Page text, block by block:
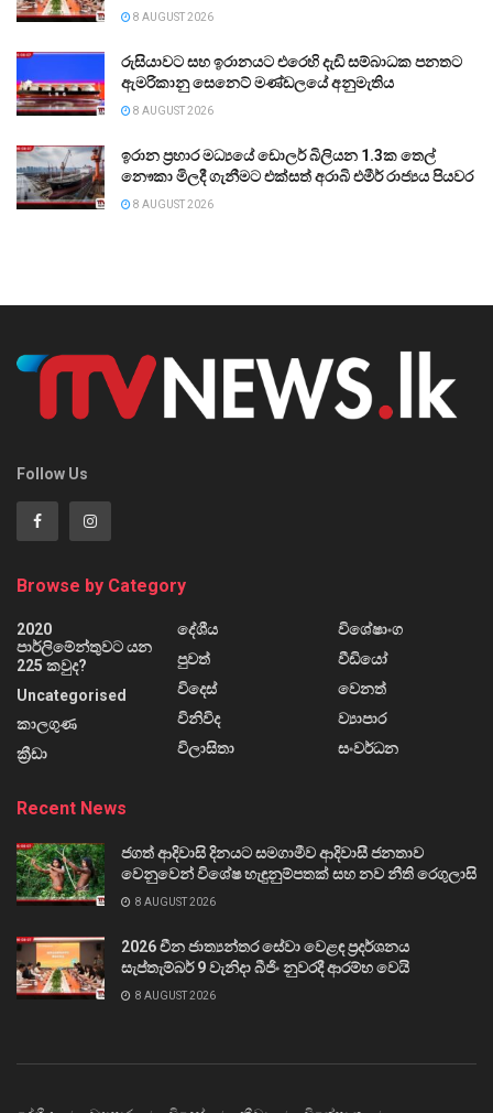
8 AUGUST 2026
රුසියාවට සහ ඉරානයට එරෙහි දැඩි සම්බාධක පනතට
ඇමරිකානු සෙනෙට් මණ්ඩලයේ අනුමැතිය
8 AUGUST 2026
ඉරාන ප්‍රහාර මධ්‍යයේ ඩොලර් බිලියන 1.3ක තෙල්
නෞකා මිලදී ගැනීමට එක්සත් අරාබි එමීර් රාජ්‍යය පියවර
8 AUGUST 2026
Follow Us
Browse by Category
2020
පාර්ලිමේන්තුවට යන
225 කවුද?
Uncategorised
කාලගුණ
ක්‍රීඩා
දේශීය
පුවත්
විදෙස්
විනිවිද
විලාසිතා
විශේෂාංග
වීඩියෝ
වෙනත්
ව්‍යාපාර
සංවර්ධන
Recent News
ජගත් ආදිවාසි දිනයට සමගාමීව ආදිවාසී ජනතාව
වෙනුවෙන් විශේෂ හැඳුනුම්පතක් සහ නව නීති රෙගුලාසි
8 AUGUST 2026
2026 චීන ජාත්‍යන්තර සේවා වෙළඳ ප්‍රදර්ශනය
සැප්තැම්බර් 9 වැනිදා බීජිං නුවරදී ආරම්භ වෙයි
8 AUGUST 2026